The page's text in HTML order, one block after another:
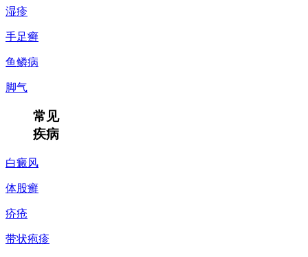
湿疹
手足癣
鱼鳞病
脚气
常见
疾病
白癜风
体股癣
疥疮
带状疱疹